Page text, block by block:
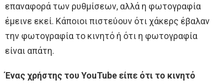
επαναφορά των ρυθμίσεων, αλλά η φωτογραφία
έμεινε εκεί. Κάποιοι πιστεύουν ότι χάκερς έβαλαν
την φωτογραφία το κινητό ή ότι η φωτογραφία
είναι απάτη.
Ένας χρήστης του YouTube είπε ότι το κινητό